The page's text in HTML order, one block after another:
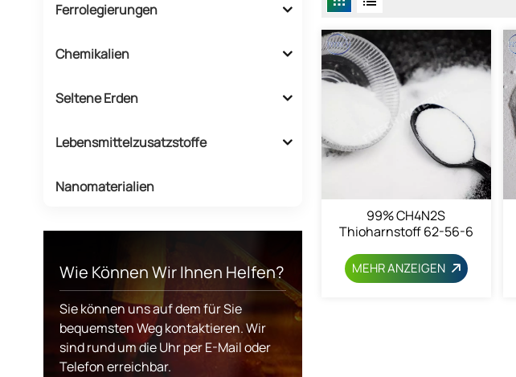
Ferrolegierungen
Chemikalien
Seltene Erden
Lebensmittelzusatzstoffe
Nanomaterialien
Wie Können Wir Ihnen Helfen?
Sie können uns auf dem für Sie
bequemsten Weg kontaktieren. Wir
sind rund um die Uhr per E-Mail oder
Telefon erreichbar.
99% CH4N2S
Thioharnstoff 62-56-6
MEHR ANZEIGEN